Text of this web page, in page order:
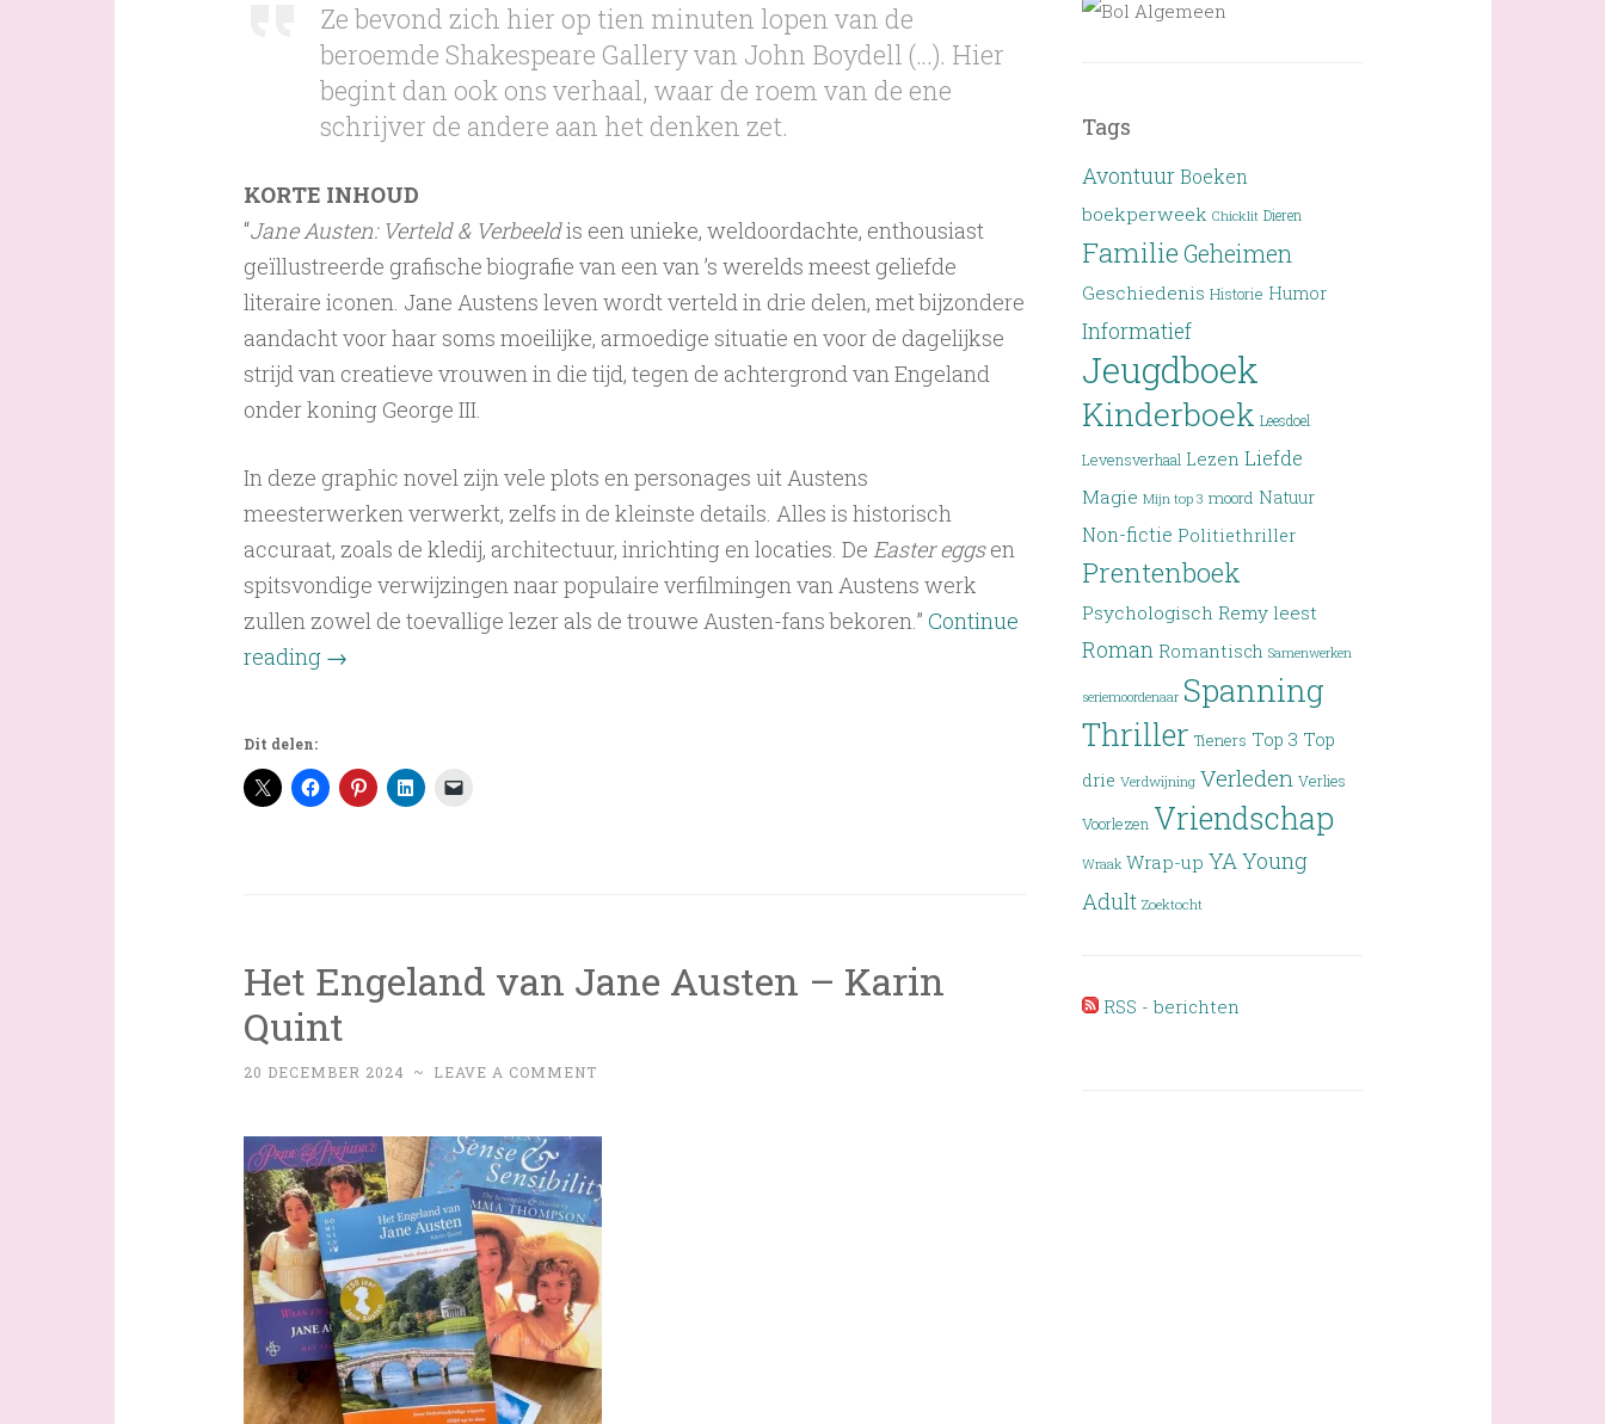
Ze bevond zich hier op tien minuten lopen van de
beroemde Shakespeare Gallery van John Boydell (…). Hier
begint dan ook ons verhaal, waar de roem van de ene
schrijver de andere aan het denken zet.
KORTE INHOUD
“Jane Austen: Verteld & Verbeeldis een unieke, weldoordachte, enthousiast
geïllustreerde grafische biografie van een van ’s werelds meest geliefde
literaire iconen. Jane Austens leven wordt verteld in drie delen, met bijzondere
aandacht voor haar soms moeilijke, armoedige situatie en voor de dagelijkse
strijd van creatieve vrouwen in die tijd, tegen de achtergrond van Engeland
onder koning George III.
In deze graphic novel zijn vele plots en personages uit Austens
meesterwerken verwerkt, zelfs in de kleinste details. Alles is historisch
accuraat, zoals de kledij, architectuur, inrichting en locaties. De Easter eggsen
spitsvondige verwijzingen naar populaire verfilmingen van Austens werk
zullen zowel de toevallige lezer als de trouwe Austen-fans bekoren.” Continue
reading →
Dit delen:
Het Engeland van Jane Austen – Karin
Quint
20 DECEMBER 2024 ~ LEAVE A COMMENT
Tags
Avontuur Boeken
boekperweek Chicklit Dieren
Familie Geheimen
Geschiedenis Historie Humor
Informatief
Jeugdboek
Kinderboek Leesdoel
Levensverhaal Lezen Liefde
Magie Mijn top 3 moord Natuur
Non-fictie Politiethriller
Prentenboek
Psychologisch Remy leest
Roman Romantisch Samenwerken
seriemoordenaar Spanning
Thriller Tieners Top 3 Top
drie Verdwijning Verleden Verlies
Voorlezen Vriendschap
Wraak Wrap-up YAYoung
Adult Zoektocht
RSS - berichten